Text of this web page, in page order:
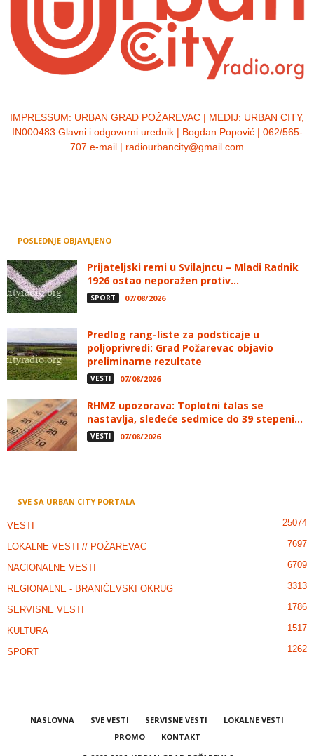
IMPRESSUM: URBAN GRAD POŽAREVAC | MEDIJ: URBAN CITY,
IN000483 Glavni i odgovorni urednik | Bogdan Popović | 062/565-
707 e-mail | radiourbancity@gmail.com
POSLEDNJE OBJAVLJENO
Prijateljski remi u Svilajncu – Mladi Radnik
1926 ostao neporažen protiv...
SPORT 07/08/2026
Predlog rang-liste za podsticaje u
poljoprivredi: Grad Požarevac objavio
preliminarne rezultate
VESTI 07/08/2026
RHMZ upozorava: Toplotni talas se
nastavlja, sledeće sedmice do 39 stepeni...
VESTI 07/08/2026
SVE SA URBAN CITY PORTALA
VESTI 25074
LOKALNE VESTI // POŽAREVAC 7697
NACIONALNE VESTI 6709
REGIONALNE - BRANIČEVSKI OKRUG 3313
SERVISNE VESTI 1786
KULTURA 1517
SPORT 1262
NASLOVNA SVE VESTI SERVISNE VESTI
LOKALNE VESTI
PROMO
KONTAKT